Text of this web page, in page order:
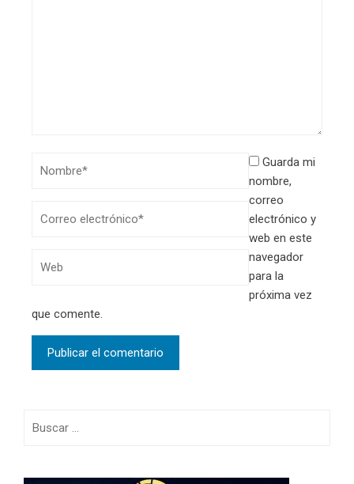
Guarda mi
nombre,
correo
electrónico y
web en este
navegador
para la
próxima vez
que comente.